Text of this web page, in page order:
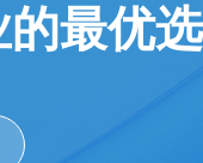
最优